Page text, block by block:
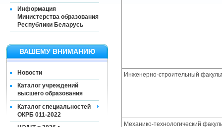
Информация
Министерства образования
Республики Беларусь
ВАШЕМУ ВНИМАНИЮ
Новости
Каталог учреждений
высшего образования
Каталог специальностей
ОКРБ 011-2022
Инженерно-строительный
Механико-технологический